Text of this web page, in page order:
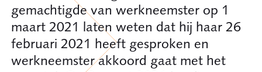
gemachtigde van werkneemster op 1
maart 2021 laten weten dat hij haar 26
februari 2021 heeft gesproken en
werkneemster akkoord gaat met het